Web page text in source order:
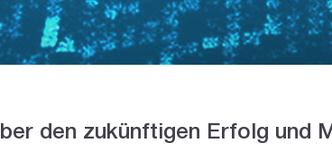
den zukünftigen Erfolg und